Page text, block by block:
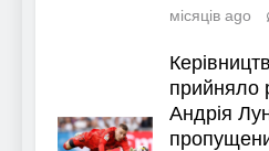
місяців ago
прийняло
Андрія